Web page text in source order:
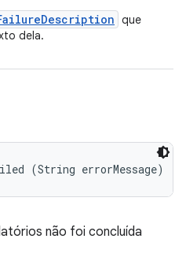
Description que
dela.
(String errorMessage)
não foi concluída